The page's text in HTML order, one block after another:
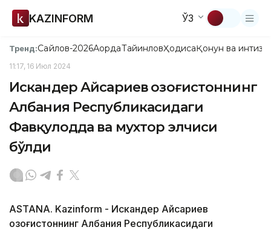
KAZINFORM ЎЗ
Тренд:Сайлов-2026АқордаТайинловҲодисаҚонун ва
11:17, 16 Июл 2024
Искандер Айсариев Қозоғистоннинг
Албания Республикасидаги
Фавқулодда ва мухтор элчиси
бўлди
ASTANA. Kazinform - Искандер Айсариев
Қозоғистоннинг Албания Республикасидаги